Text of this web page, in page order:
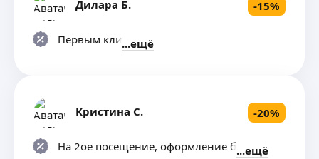
Дилара Б. -15%
Первым клиентам
ещё
Кристина С. -20%
На 2ое посещение, оформление бровей
ещё